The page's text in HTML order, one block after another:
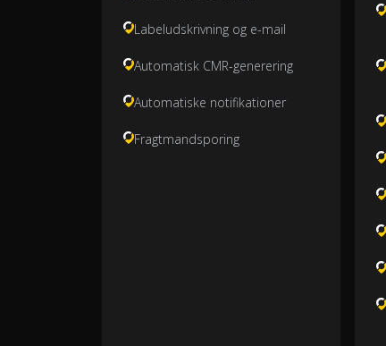
Labeludskrivning og e-mail
Automatisk CMR-generering
Automatiske notifikationer
Fragtmandsporing